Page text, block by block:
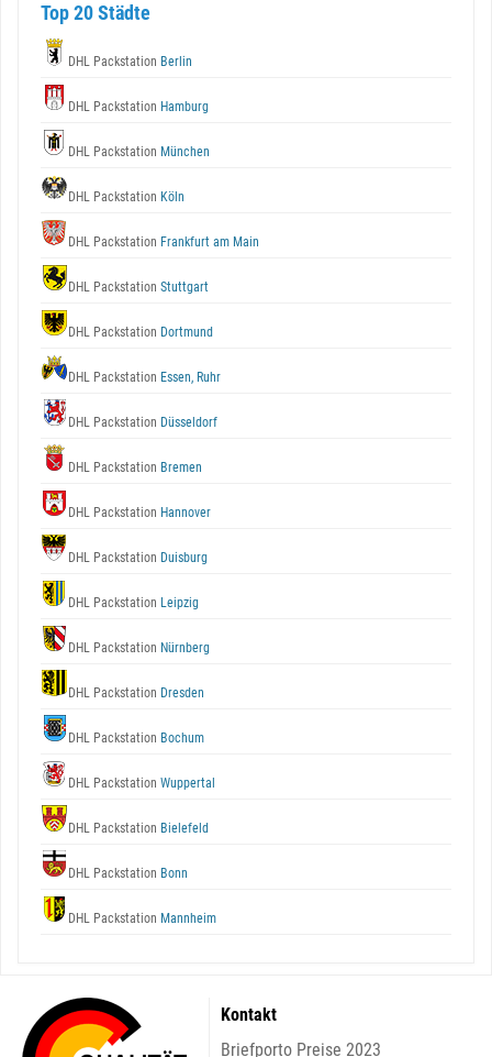
Top 20 Städte
DHL Packstation Berlin
DHL Packstation Hamburg
DHL Packstation München
DHL Packstation Köln
DHL Packstation Frankfurt am Main
DHL Packstation Stuttgart
DHL Packstation Dortmund
DHL Packstation Essen, Ruhr
DHL Packstation Düsseldorf
DHL Packstation Bremen
DHL Packstation Hannover
DHL Packstation Duisburg
DHL Packstation Leipzig
DHL Packstation Nürnberg
DHL Packstation Dresden
DHL Packstation Bochum
DHL Packstation Wuppertal
DHL Packstation Bielefeld
DHL Packstation Bonn
DHL Packstation Mannheim
Kontakt
Briefporto Preise 2023